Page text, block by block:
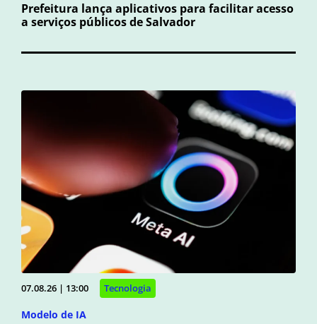
Prefeitura lança aplicativos para facilitar acesso
a serviços públicos de Salvador
07.08.26 | 13:00 Tecnologia
Modelo de IA